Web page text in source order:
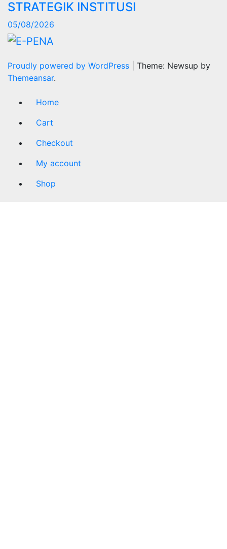
STRATEGIK INSTITUSI
05/08/2026
Proudly powered by WordPress
Theme: Newsup by
Themeansar.
Home
Cart
Checkout
My account
Shop